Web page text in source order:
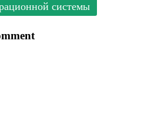
системы